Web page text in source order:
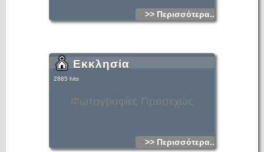
>> Περισσότερα...
Φωτογραφίες Προσεχώς
Εκκλησία
2885 hits
>> Περισσότερα...